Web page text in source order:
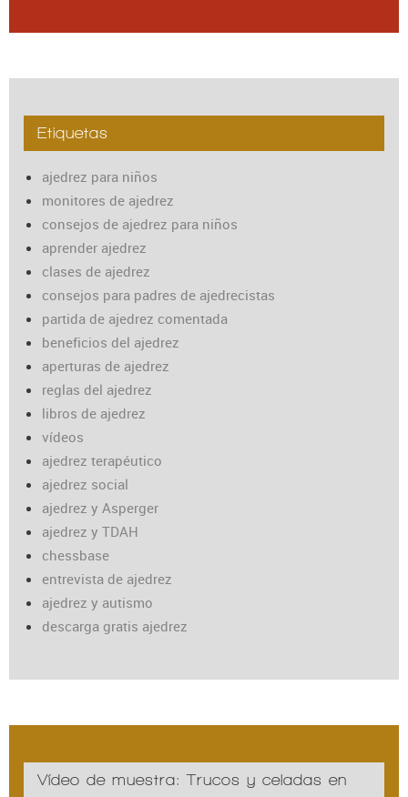
Etiquetas
ajedrez para niños
monitores de ajedrez
consejos de ajedrez para niños
aprender ajedrez
clases de ajedrez
consejos para padres de ajedrecistas
partida de ajedrez comentada
beneficios del ajedrez
aperturas de ajedrez
reglas del ajedrez
libros de ajedrez
vídeos
ajedrez terapéutico
ajedrez social
ajedrez y Asperger
ajedrez y TDAH
chessbase
entrevista de ajedrez
ajedrez y autismo
descarga gratis ajedrez
Vídeo de muestra: Trucos y celadas en